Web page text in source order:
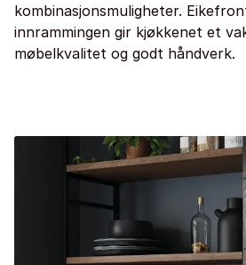
kombinasjonsmuligheter.
innrammingen gir kjøkkenet et
møbelkvalitet og godt håndverk.